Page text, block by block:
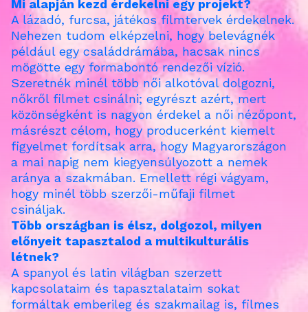
Mi alapján kezd érdekelni egy projekt?
A lázadó, furcsa, játékos filmtervek érdekelnek.
Nehezen tudom elképzelni, hogy belevágnék
például egy családdrámába, hacsak nincs
mögötte egy formabontó rendezői vízió.
Szeretnék minél több női alkotóval dolgozni,
nőkről filmet csinálni; egyrészt azért, mert
közönségként is nagyon érdekel a női nézőpont,
másrészt célom, hogy producerként kiemelt
figyelmet fordítsak arra, hogy Magyarországon
a mai napig nem kiegyensúlyozott a nemek
aránya a szakmában. Emellett régi vágyam,
hogy minél több szerzői-műfaji filmet
csináljak.
Több országban is élsz, dolgozol, milyen
előnyeit tapasztalod a multikulturális
létnek?
A spanyol és latin világban szerzett
kapcsolataim és tapasztalataim sokat
formáltak emberileg és szakmailag is, filmes